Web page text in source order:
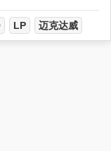
LP 迈克达威